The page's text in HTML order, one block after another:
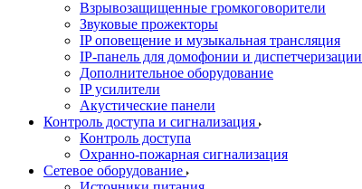
Взрывозащищенные громкоговорители
Звуковые прожекторы
IP оповещение и музыкальная трансляция
IP-панель для домофонии и диспетчеризации
Дополнительное оборудование
IP усилители
Акустические панели
Контроль доступа и сигнализация
Контроль доступа
Охранно-пожарная сигнализация
Сетевое оборудование